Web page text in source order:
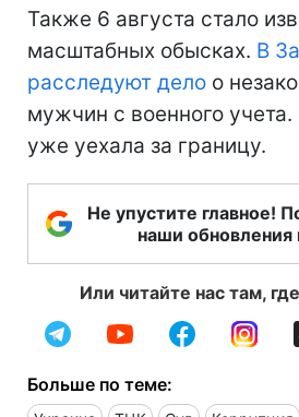
Также 6 августа стало
масштабных обысках. В
расследуют дело о
мужчин с военного учета.
уже уехала за границу.
Не упустите главное!
наши обновления
Или читайте нас там,
Больше по теме: